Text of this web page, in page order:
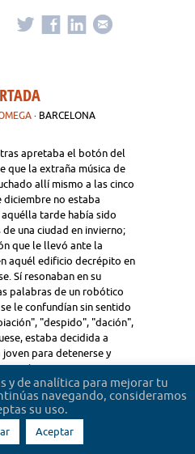
· BARCELONA
apretaba el botón del
que la extraña música de
allí mismo a las cinco
no estaba
tarde había sido
una ciudad en invierno;
que le llevó ante la
aquél edificio decrépito en
Sí resonaban en su
palabras de un robótico
le confundían sin sentido
"despido", "dación",
estaba decidida a
para detenerse y
Sonaron pasos
el cerrojo. Y, finalmente,
de oficio, que le
boli sobre la oreja.
y de analítica para mejorar tu
navegando, consideramos
su uso.
Aceptar